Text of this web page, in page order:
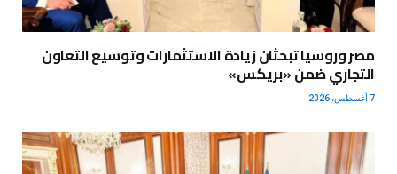
مصر وروسيا تبحثان زيادة الاستثمارات وتوسيع التعاون
التجاري ضمن «بريكس»
7 أغسطس، 2026